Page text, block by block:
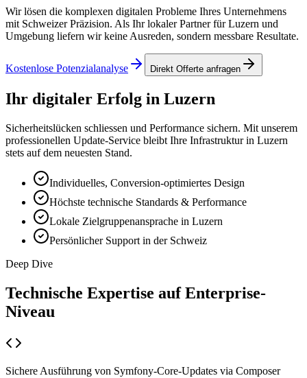
Wir lösen die komplexen digitalen Probleme Ihres Unternehmens
mit Schweizer Präzision. Als Ihr lokaler Partner fürLuzern und
Umgebung liefern wir keine Ausreden, sondern messbare Resultate.
Kostenlose Potenzialanalyse Direkt Offerte anfragen
Ihr digitaler Erfolg in Luzern
Sicherheitslücken schliessen und Performance sichern. Mit unserem
professionellen Update-Service bleibt Ihre Infrastruktur in Luzern
stets auf dem neuesten Stand.
Individuelles, Conversion-optimiertes Design
Höchste technische Standards & Performance
Lokale Zielgruppenansprache in Luzern
Persönlicher Support in der Schweiz
Deep Dive
Technische Expertise auf Enterprise-
Niveau
Sichere Ausführung von Symfony-Core-Updates via Composer